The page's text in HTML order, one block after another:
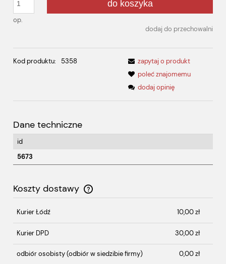
op.
do koszyka
dodaj do przechowalni
Kod produktu: 5358
zapytaj o produkt
poleć znajomemu
dodaj opinię
Dane techniczne
id
5673
Koszty dostawy
Cena nie zawiera ewentualnych kosztów płatności
Kurier Łódź 10,00 zł
Kurier DPD 30,00 zł
odbiór osobisty(odbiór w siedzibie firmy) 0,00 zł